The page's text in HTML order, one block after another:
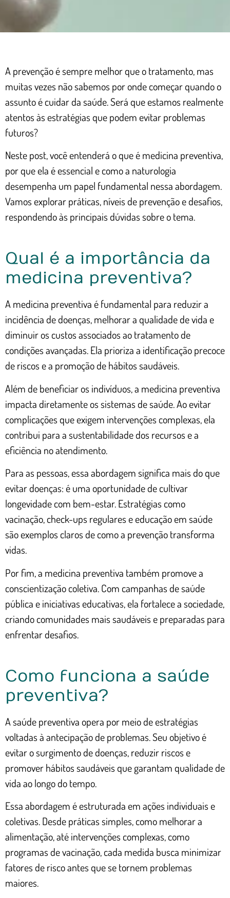
A prevenção é sempre melhor que o tratamento, mas
muitas vezes não sabemos por onde começar quando o
assunto é cuidar da saúde. Será que estamos realmente
atentos às estratégias que podem evitar problemas
futuros?
Neste post, você entenderá o que é medicina preventiva,
por que ela é essencial e como a naturologia
desempenha um papel fundamental nessa abordagem.
Vamos explorar práticas, níveis de prevenção e desafios,
respondendo às principais dúvidas sobre o tema.
Qual é a importância da
medicina preventiva?
A medicina preventiva é fundamental para reduzir a
incidência de doenças, melhorar a qualidade de vida e
diminuir os custos associados ao tratamento de
condições avançadas. Ela prioriza a identificação precoce
de riscos e a promoção de hábitos saudáveis.
Além de beneficiar os indivíduos, a medicina preventiva
impacta diretamente os sistemas de saúde. Ao evitar
complicações que exigem intervenções complexas, ela
contribui para a sustentabilidade dos recursos e a
eficiência no atendimento.
Para as pessoas, essa abordagem significa mais do que
evitar doenças: é uma oportunidade de cultivar
longevidade com bem-estar. Estratégias como
vacinação, check-ups regulares e educação em saúde
são exemplos claros de como a prevenção transforma
vidas.
Por fim, a medicina preventiva também promove a
conscientização coletiva. Com campanhas de saúde
pública e iniciativas educativas, ela fortalece a sociedade,
criando comunidades mais saudáveis e preparadas para
enfrentar desafios.
Como funciona a saúde
preventiva?
A saúde preventiva opera por meio de estratégias
voltadas à antecipação de problemas. Seu objetivo é
evitar o surgimento de doenças, reduzir riscos e
promover hábitos saudáveis que garantam qualidade de
vida ao longo do tempo.
Essa abordagem é estruturada em ações individuais e
coletivas. Desde práticas simples, como melhorar a
alimentação, até intervenções complexas, como
programas de vacinação, cada medida busca minimizar
fatores de risco antes que se tornem problemas
maiores.